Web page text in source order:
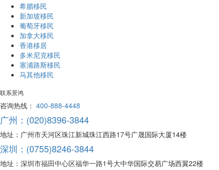
希腊移民
新加坡移民
葡萄牙移民
加拿大移民
香港移居
多米尼克移民
塞浦路斯移民
马其他移民
联系景鸿
咨询热线： 400-888-4448
广州：(020)8396-3844
地址：广州市天河区珠江新城珠江西路17号广晟国际大厦14楼
深圳：(0755)8246-3844
地址：深圳市福田中心区福华一路1号大中华国际交易广场西翼22楼